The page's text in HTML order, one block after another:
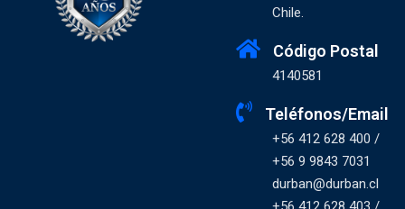
Chile.
Código Postal
4140581
Teléfonos/Email
+56 412 628 400 /
+56 9 9843 7031
durban@durban.cl